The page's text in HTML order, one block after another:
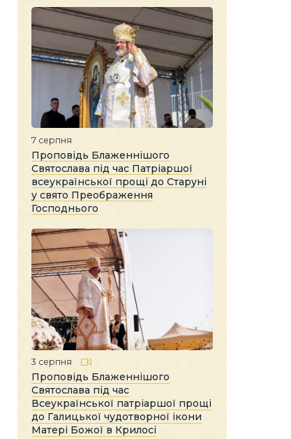
7 серпня
Проповідь Блаженнішого
Святослава під час Патріаршої
всеукраїнської прощі до Старуні
у свято Преображення
Господнього
3 серпня
Проповідь Блаженнішого
Святослава під час
Всеукраїнської патріаршої прощі
до Галицької чудотворної ікони
Матері Божої в Крилосі